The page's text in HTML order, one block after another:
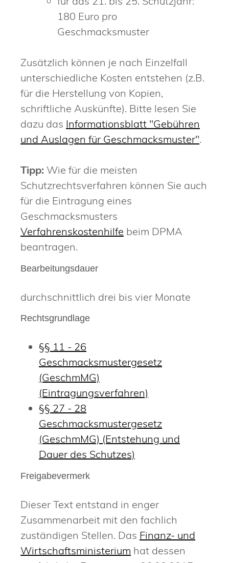
180 Euro pro
Geschmacksmuster
Zusätzlich können je nach Einzelfall
unterschiedliche Kosten entstehen (z.B.
für die Herstellung von Kopien,
schriftliche Auskünfte). Bitte lesen Sie
dazu das Informationsblatt "Gebühren
und Auslagen für Geschmacksmuster".
Tipp: Wie für die meisten
Schutzrechtsverfahren können Sie auch
für die Eintragung eines
Geschmacksmusters
Verfahrenskostenhilfe beim DPMA
beantragen.
Bearbeitungsdauer
durchschnittlich drei bis vier Monate
Rechtsgrundlage
§§ 11 - 26
Geschmacksmustergesetz
(GeschmMG)
(Eintragungsverfahren)
§§ 27 - 28
Geschmacksmustergesetz
(GeschmMG) (Entstehung und
Dauer des Schutzes)
Freigabevermerk
Dieser Text entstand in enger
Zusammenarbeit mit den fachlich
zuständigen Stellen. Das Finanz- und
Wirtschaftsministerium hat dessen